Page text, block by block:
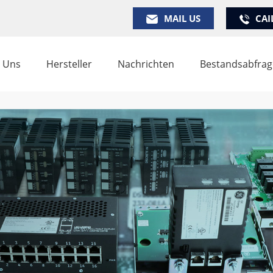
MAIL US
Hersteller Nachrichten